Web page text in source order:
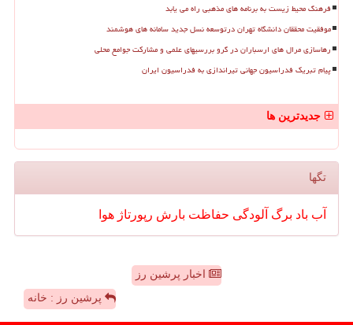
فرهنگ محیط زیست به برنامه های مذهبی راه می یابد
موفقیت محققان دانشگاه تهران درتوسعه نسل جدید سامانه های هوشمند
رهاسازی مرال های ارسباران در گرو بررسیهای علمی و مشارکت جوامع محلی
پیام تبریک فدراسیون جهانی تیراندازی به فدراسیون ایران
جدیدترین ها
تگها
آب باد برگ آلودگی حفاظت بارش رپورتاژ هوا
اخبار پرشین رز
پرشین رز : خانه